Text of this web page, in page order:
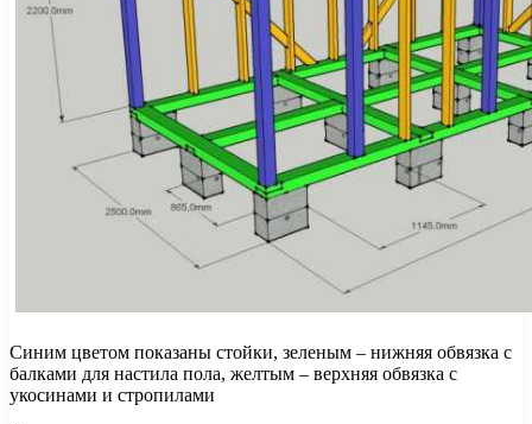
Синим цветом показаны стойки, зеленым – нижняя обвязка с
балками для настила пола, желтым – верхняя обвязка с
укосинами и стропилами